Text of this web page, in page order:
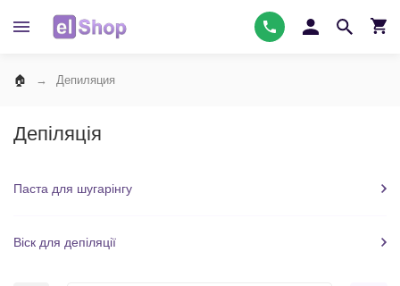
Депиляция
Депіляція
Паста для шугарінгу
Віск для депіляції